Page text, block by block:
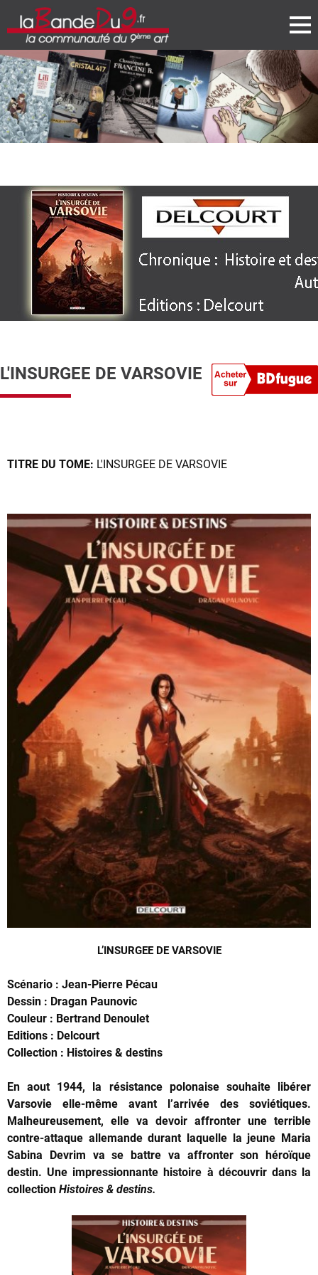
L'INSURGEE DE VARSOVIE
TITRE DU TOME: L'INSURGEE DE VARSOVIE
L’INSURGEE DE VARSOVIE
Scénario : Jean-Pierre Pécau
Dessin : Dragan Paunovic
Couleur : Bertrand Denoulet
Editions : Delcourt
Collection : Histoires & destins
En aout 1944, la résistance polonaise souhaite libérer
Varsovie elle-même avant l’arrivée des soviétiques.
Malheureusement, elle va devoir affronter une terrible
contre-attaque allemande durant laquelle la jeune Maria
Sabina Devrim va se battre va affronter son héroïque
destin. Une impressionnante histoire à découvrir dans la
collection Histoires & destins.